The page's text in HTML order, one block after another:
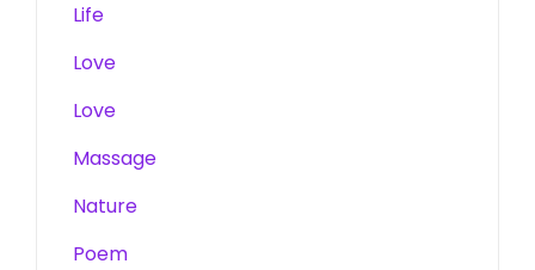
Life
Love
Love
Massage
Nature
Poem